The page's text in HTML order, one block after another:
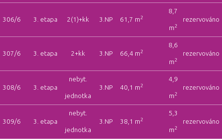
306/6 3. etapa 2(1)+kk 3.NP 61,7 m2
8,7
m2
rezervováno
307/6 3. etapa 2+kk 3.NP 66,4 m2
8,6
m2
rezervováno
308/6 3. etapa
nebyt.
jednotka
3.NP 40,1 m2
4,9
m2
rezervováno
309/6 3. etapa
nebyt.
jednotka
3.NP 38,1 m2
5,3
m2
rezervováno